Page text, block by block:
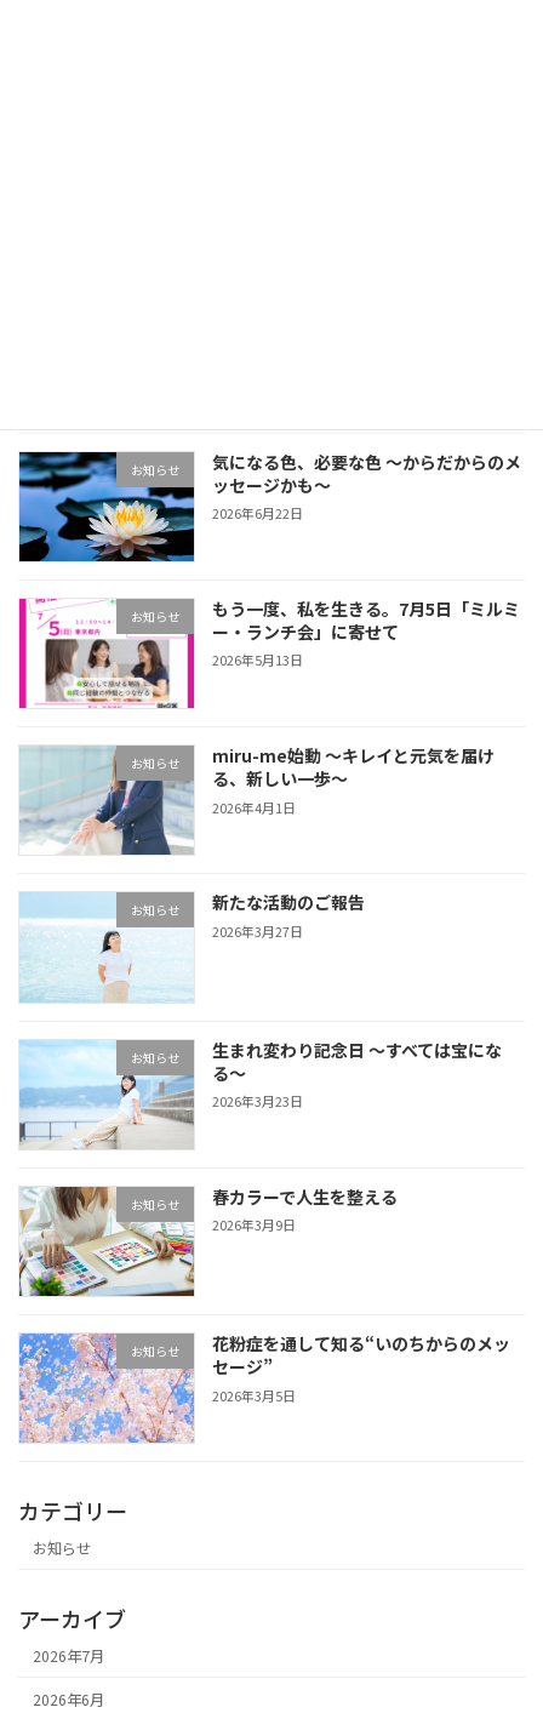
お知らせ
気になる色、必要な色 〜からだからのメ
ッセージかも〜
2026年6月22日
お知らせ
もう一度、私を生きる。7月5日「ミルミ
ー・ランチ会」に寄せて
2026年5月13日
お知らせ
miru-me始動 〜キレイと元気を届け
る、新しい一歩〜
2026年4月1日
お知らせ 新たな活動のご報告
2026年3月27日
お知らせ
生まれ変わり記念日 〜すべては宝にな
る〜
2026年3月23日
お知らせ 春カラーで人生を整える
2026年3月9日
お知らせ
花粉症を通して知る“いのちからのメッ
セージ”
2026年3月5日
カテゴリー
お知らせ
アーカイブ
2026年7月
2026年6月